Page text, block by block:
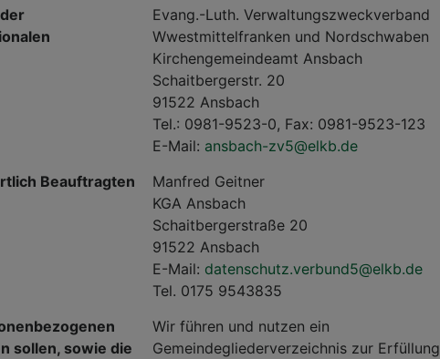
Evang.-Luth. Verwaltungszweckverband
Wwestmittelfranken und Nordschwaben
Kirchengemeindeamt Ansbach
Schaitbergerstr. 20
91522 Ansbach
Tel.: 0981-9523-0, Fax: 0981-9523-123
E-Mail: ansbach-zv5@elkb.de
Beauftragten
Manfred Geitner
KGA Ansbach
Schaitbergerstraße 20
91522 Ansbach
E-Mail: datenschutz.verbund5@elkb.de
Tel. 0175 9543835
sollen, sowie die
Wir führen und nutzen ein
Gemeindegliederverzeichnis zur Erfüllung